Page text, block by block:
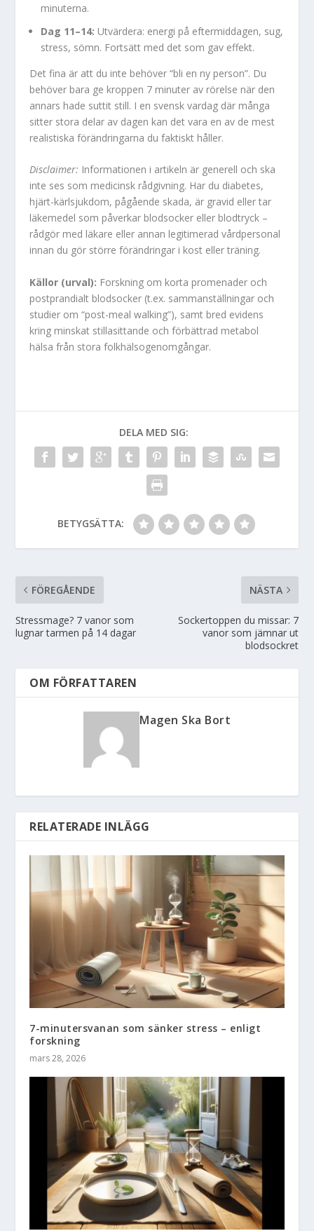
minuterna.
Dag 11–14: Utvärdera: energi på eftermiddagen, sug,
stress, sömn. Fortsätt med det som gav effekt.
Det fina är att du inte behöver “bli en ny person”. Du
behöver bara ge kroppen 7 minuter av rörelse när den
annars hade suttit still. I en svensk vardag där många
sitter stora delar av dagen kan det vara en av de mest
realistiska förändringarna du faktiskt håller.
Disclaimer: Informationen i artikeln är generell och ska
inte ses som medicinsk rådgivning. Har du diabetes,
hjärt-kärlsjukdom, pågående skada, är gravid eller tar
läkemedel som påverkar blodsocker eller blodtryck –
rådgör med läkare eller annan legitimerad vårdpersonal
innan du gör större förändringar i kost eller träning.
Källor (urval): Forskning om korta promenader och
postprandialt blodsocker (t.ex. sammanställningar och
studier om “post-meal walking”), samt bred evidens
kring minskat stillasittande och förbättrad metabol
hälsa från stora folkhälsogenomgångar.
DELA MED SIG:
BETYGSÄTTA:
FÖREGÅENDE
Stressmage? 7 vanor som
lugnar tarmen på 14 dagar
NÄSTA
Sockertoppen du missar: 7
vanor som jämnar ut
blodsockret
OM FÖRFATTAREN
Magen Ska Bort
RELATERADE INLÄGG
7-minutersvanan som sänker stress – enligt
forskning
mars 28, 2026